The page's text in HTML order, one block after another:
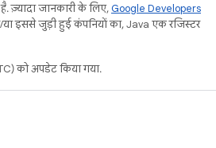
ज़्यादा जानकारी के लिए,Google Developers
इससे जुड़ी हुई कंपनियों का, Java एक रजिस्टर
को अपडेट किया गया.